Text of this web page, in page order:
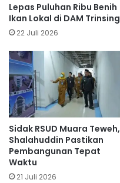
Lepas Puluhan Ribu Benih
Ikan Lokal di DAM Trinsing
22 Juli 2026
Sidak RSUD Muara Teweh,
Shalahuddin Pastikan
Pembangunan Tepat
Waktu
21 Juli 2026